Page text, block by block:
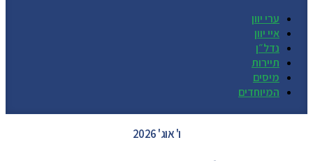
ערי יוון
איי יוון
נדל״ן
תיירות
מיסים
המיוחדים
ו' אוג' 2026